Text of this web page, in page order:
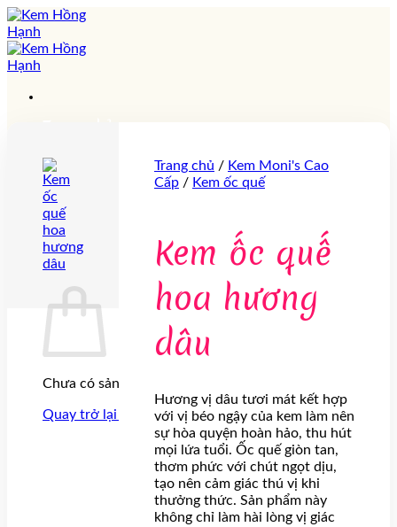
Chuyển
đến
nội
dung
Sản phẩm
Tin tức
Tuyển dụng
Liên hệ
0
Giỏ hàng
Chưa có sản phẩm trong giỏ hàng.
Quay trở lại cửa hàng
Trang chủ / Kem Moni's Cao
Cấp / Kem ốc quế
Kem ốc quế
hoa hương
dâu
Hương vị dâu tươi mát kết hợp
với vị béo ngậy của kem làm nên
sự hòa quyện hoàn hảo, thu hút
mọi lứa tuổi. Ốc quế giòn tan,
thơm phức với chút ngọt dịu,
tạo nên cảm giác thú vị khi
thưởng thức. Sản phẩm này
không chỉ làm hài lòng vị giác